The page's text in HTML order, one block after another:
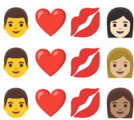
👨‍❤️‍💋‍👩🏻
👨‍❤️‍💋‍👩🏼
👨‍❤️‍💋‍👩🏽